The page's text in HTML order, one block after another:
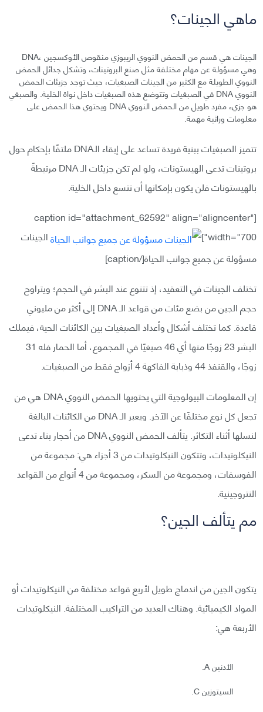
ماهي الجينات؟
الجينات هي قسم من الحمض النووي الريبوزي منقوص الأوكسجين ،DNA
وهي مسؤولة عن مهام مختلفة مثل صنع البروتينات، وتشكل جدائل الحمض
النووي الطويلة مع الكثير من الجينات الصبغيات، حيث توجد جزيئات الحمض
النووي DNA في الصبغيات وتتوضع هذه الصبغيات داخل نواة الخلية. والصبغي
هو جزيء مفرد طويل من الحمض النووي DNA ويحتوي هذا الحمض على
معلومات وراثية مهمة.
تتميز الصبغيات ببنية فريدة تساعد على إبقاء الـDNA ملتفًا بإحكام حول
بروتينات تدعى الهيستونات، ولو لم تكن جزيئات الـ DNA مرتبطةً
بالهيستونات فلن يكون بإمكانها أن تتسع داخل الخلية.
[caption id="attachment_62592" align="aligncenter"
width="700"]
الجينات
مسؤولة عن جميع جوانب الحياة[/caption]
تختلف الجينات في التعقيد، إذ تتنوع عند البشر في الحجم؛ ويتراوح
حجم الجين من بضع مئات من قواعد الـ DNA إلى أكثر من مليوني
قاعدة. كما تختلف أشكال وأعداد الصبغيات بين الكائنات الحية، فيملك
البشر 23 زوجًا منها أي 46 صبغيًا في المجموع، أما الحمار فله 31
زوجًا، والقنفذ 44 وذبابة الفاكهة 4 أزواج فقط من الصبغيات.
إن المعلومات البيولوجية التي يحتويها الحمض النووي DNA هي من
تجعل كل نوع مختلفًا عن الآخر. ويعبر الـ DNA من الكائنات البالغة
لنسلها أثناء التكاثر. يتألف الحمض النووي DNA من أحجار بناء تدعى
النيكلوتيدات، وتتكون النيكلوتيدات من 3 أجزاء هي: مجموعة من
الفوسفات، ومجموعة من السكر، ومجموعة من 4 أنواع من القواعد
النتروجينية.
مم يتألف الجين؟
يتكون الجين من اندماج طويل لأربع قواعد مختلفة من النيكلوتيدات أو
المواد الكيميائية. وهناك العديد من التراكيب المختلفة. النيكلوتيدات
الأربعة هي:
الأدنين A.
السيتوزين C.